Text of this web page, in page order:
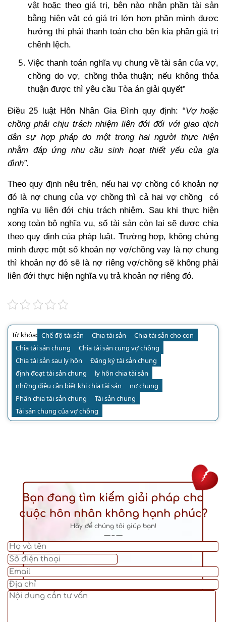
vật hoặc theo giá trị, bên nào nhận phần tài sản
bằng hiện vật có giá trị lớn hơn phần mình được
hưởng thì phải thanh toán cho bên kia phần giá trị
chênh lệch.
Việc thanh toán nghĩa vụ chung về tài sản của vợ,
chồng do vợ, chồng thỏa thuận; nếu không thỏa
thuận được thì yêu cầu Tòa án giải quyết”
Điều 25 luật Hôn Nhân Gia Đình quy định: “Vợ hoặc
chồng phải chịu trách nhiệm liên đới đối với giao dịch
dân sự hợp pháp do một trong hai người thực hiện
nhằm đáp ứng nhu cầu sinh hoạt thiết yếu của gia
đình”.
Theo quy định nêu trên, nếu hai vợ chồng có khoản nợ
đó là nợ chung của vợ chồng thì cả hai vợ chồng có
nghĩa vụ liên đới chịu trách nhiệm. Sau khi thực hiện
xong toàn bộ nghĩa vụ, số tài sản còn lại sẽ được chia
theo quy định của pháp luật. Trường hợp, không chứng
minh được một số khoản nợ vợ/chồng vay là nợ chung
thì khoản nợ đó sẽ là nợ riêng vợ/chồng sẽ không phải
liên đới thực hiện nghĩa vụ trả khoản nợ riêng đó.
Từ khóa: Chế độ tài sản Chia tài sản
Chia tài sản cho con
Chia tài sản chung
Chia tài sản cung vợ chồng
Chia tài sản sau ly hôn
Đăng ký tài sản chung
định đoạt tài sản chung
ly hôn chia tài sản
những điều cần biết khi chia tài sản
nợ chung
Phân chia tài sản chung
Tài sản chung
Tài sản chung của vợ chồng
Bạn đang tìm kiếm giải pháp cho
cuộc hôn nhân không hạnh phúc?
Hãy để chúng tôi giúp bạn!
— – —